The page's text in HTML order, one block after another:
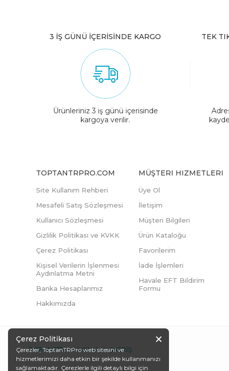
3 İŞ GÜNÜ İÇERİSİNDE KARGO
Ürünleriniz 3 iş günü içerisinde
kargoya verilir.
TEK
TOPTANTRPRO.COM
Site Kullanım Rehberi
Mesafeli Satış Sözleşmesi
Kullanıcı Sözleşmesi
Gizlilik Politikası ve KVKK
Çerez Politikası
Kişisel Verilerin İşlenmesi
Aydınlatma Metni
Banka Hesaplarımız
Hakkımızda
MÜŞTERI HIZMETLERI
Üye Ol
İletişim
Müşteri Bilgileri
Ürün Kataloğu
Favorilerim
İade İşlemleri
Havale EFT Bildirim
Formu
İNTERNETTE GÜVENLİ ALIŞVERİŞ
Çerez Politikası
Çerezler, ToptanTRPro web sitesini ve
hizmetlerimizi daha etkin bir şekilde kullanmanızı
sağlamaktadır. Çerezlerle ilgili detaylı bilgi için